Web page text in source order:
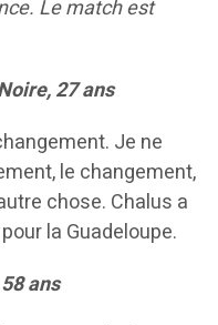
Le match est
27 ans
Je ne
le changement,
chose. Chalus a
la Guadeloupe.
ans